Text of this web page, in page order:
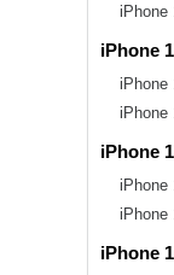
iPhone
iPhone
iPhone
iPhone
iPhone
iPhone
iPhone
iPhone